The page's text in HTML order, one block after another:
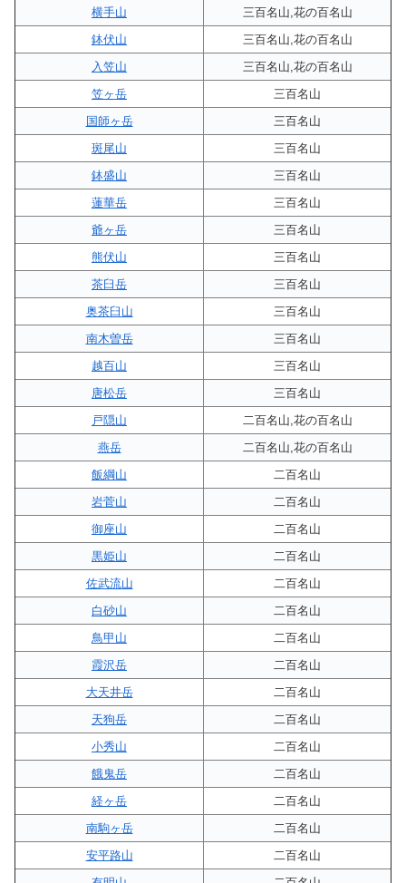
横手山
三百名山,花の百名山
鉢伏山
三百名山,花の百名山
入笠山
三百名山,花の百名山
笠ヶ岳
三百名山
国師ヶ岳
三百名山
斑尾山
三百名山
鉢盛山
三百名山
蓮華岳
三百名山
爺ヶ岳
三百名山
熊伏山
三百名山
茶臼岳
三百名山
奥茶臼山
三百名山
南木曽岳
三百名山
越百山
三百名山
唐松岳
三百名山
戸隠山
二百名山,花の百名山
燕岳
二百名山,花の百名山
飯綱山
二百名山
岩菅山
二百名山
御座山
二百名山
黒姫山
二百名山
佐武流山
二百名山
白砂山
二百名山
鳥甲山
二百名山
霞沢岳
二百名山
大天井岳
二百名山
天狗岳
二百名山
小秀山
二百名山
餓鬼岳
二百名山
経ヶ岳
二百名山
南駒ヶ岳
二百名山
安平路山
二百名山